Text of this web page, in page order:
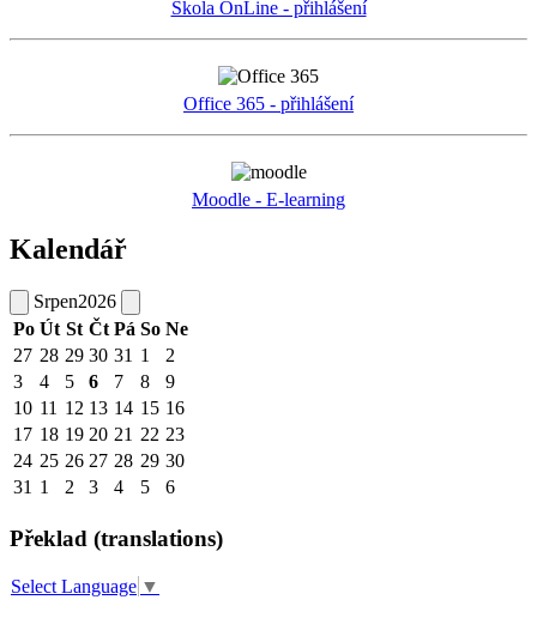
Škola OnLine - přihlášení
Office 365 - přihlášení
Moodle - E-learning
Kalendář
Srpen2026
Po Út St Čt Pá So Ne
27 28 29 30 31 1
2
3
4 5 6 7 8
9
10 11 12 13 14 15 16
17 18 19 20 21 22 23
24 25 26 27 28 29 30
31 1 2 3 4 5 6
Překlad (translations)
Select Language ▼